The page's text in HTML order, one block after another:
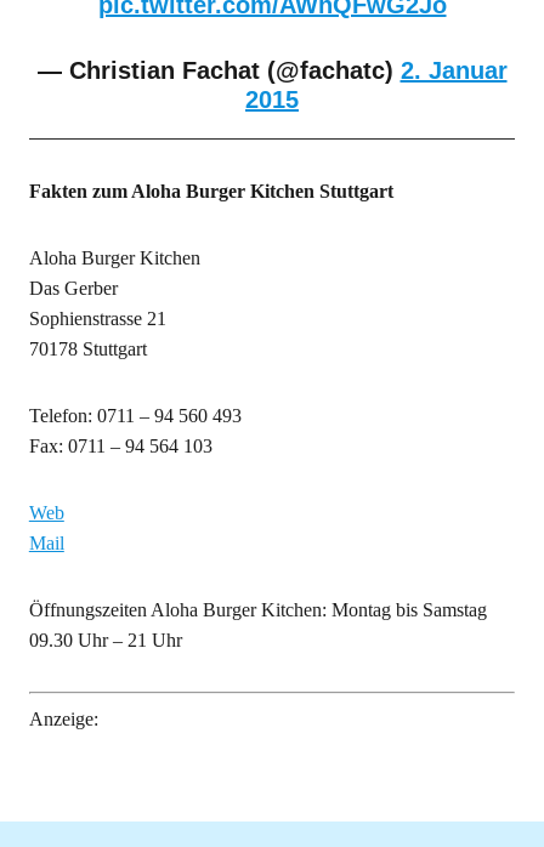
— Christian Fachat (@fachatc) 2. Januar
2015
Fakten zum Aloha Burger Kitchen Stuttgart
Aloha Burger Kitchen
Das Gerber
Sophienstrasse 21
70178 Stuttgart
Telefon: 0711 – 94 560 493
Fax: 0711 – 94 564 103
Web
Mail
Öffnungszeiten Aloha Burger Kitchen: Montag bis Samstag
09.30 Uhr – 21 Uhr
Anzeige: